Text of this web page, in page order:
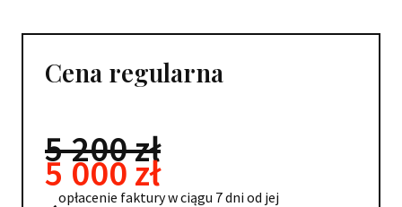
Cena regularna
5 200 zł
5 000 zł
opłacenie faktury w ciągu 7 dni od jej